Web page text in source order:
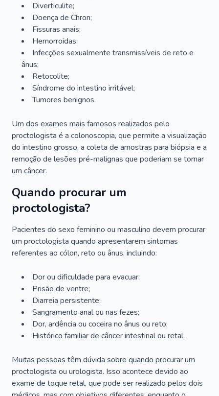
Diverticulite;
Doença de Chron;
Fissuras anais;
Hemorroidas;
Infecções sexualmente transmissíveis de reto e
ânus;
Retocolite;
Síndrome do intestino irritável;
Tumores benignos.
Um dos exames mais famosos realizados pelo
proctologista é a colonoscopia, que permite a visualização
do intestino grosso, a coleta de amostras para biópsia e a
remoção de lesões pré-malignas que poderiam se tornar
um câncer.
Quando procurar um
proctologista?
Pacientes do sexo feminino ou masculino devem procurar
um proctologista quando apresentarem sintomas
referentes ao cólon, reto ou ânus, incluindo:
Dor ou dificuldade para evacuar;
Prisão de ventre;
Diarreia persistente;
Sangramento anal ou nas fezes;
Dor, ardência ou coceira no ânus ou reto;
Histórico familiar de câncer intestinal ou retal.
Muitas pessoas têm dúvida sobre quando procurar um
proctologista ou urologista. Isso acontece devido ao
exame de toque retal, que pode ser realizado pelos dois